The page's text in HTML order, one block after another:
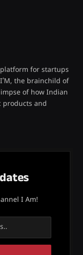
for startups
the brainchild of
of how Indian
and
I Am!